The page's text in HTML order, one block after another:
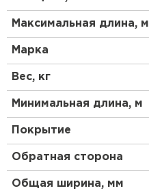
Максимальная длина, м
Марка
Вес, кг
Минимальная длина, м
Покрытие
Обратная сторона
Общая ширина, мм